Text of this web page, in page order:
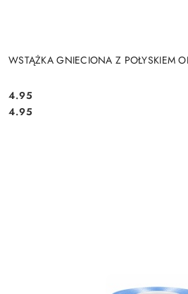
WSTĄŻKA GNIECIONA Z POŁYSKIEM
Cena:
4.95
Cena:
4.95